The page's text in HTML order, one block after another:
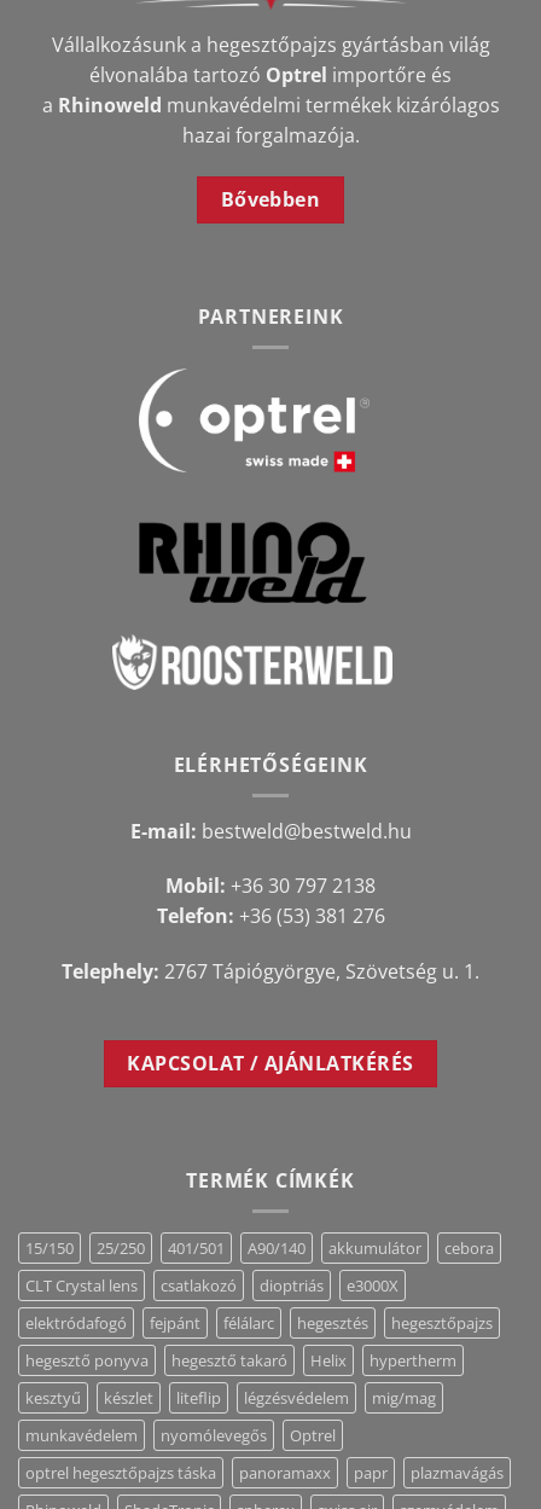
Vállalkozásunk a hegesztőpajzs gyártásban világ
élvonalába tartozó Optrel importőre és
a Rhinoweld munkavédelmi termékek kizárólagos
hazai forgalmazója.
Bővebben
PARTNEREINK
ELÉRHETŐSÉGEINK
E-mail: bestweld@bestweld.hu
Mobil: +36 30 797 2138
Telefon: +36 (53) 381 276
Telephely: 2767 Tápiógyörgye, Szövetség u. 1.
KAPCSOLAT / AJÁNLATKÉRÉS
TERMÉK CÍMKÉK
15/150 25/250 401/501 A90/140 akkumulátor
cebora
CLT Crystal lens
csatlakozó dioptriás
e3000X
elektródafogó
fejpánt félálarc hegesztés
hegesztőpajzs
hegesztő ponyva
hegesztő takaró Helix
hypertherm
kesztyű
készlet liteflip légzésvédelem
mig/mag
munkavédelem
nyomólevegős
Optrel
optrel hegesztőpajzs táska
panoramaxx papr
plazmavágás